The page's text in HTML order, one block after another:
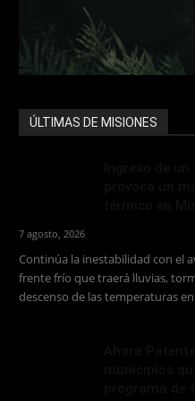
ÚLTIMAS DE MISIONES
7 agosto, 2026
Continúa la inestabilidad con el
frente frío que traerá lluvias,
descenso de las temperaturas